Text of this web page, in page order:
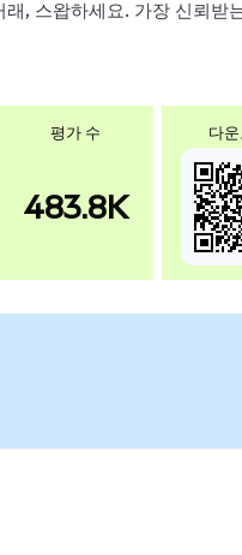
, 스왑하세요. 가장 신뢰받
평가 수
483.8K
다